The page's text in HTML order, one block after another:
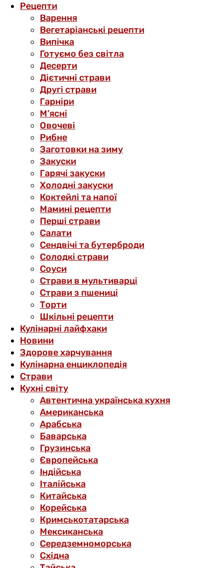
Рецепти
Варення
Вегетаріанські рецепти
Випічка
Готуємо без світла
Десерти
Дієтичні страви
Другі страви
Гарніри
М’ясні
Овочеві
Рибне
Заготовки на зиму
Закуски
Гарячі закуски
Холодні закуски
Коктейлі та напої
Мамині рецепти
Перші страви
Салати
Сендвічі та бутерброди
Солодкі страви
Соуси
Страви в мультиварці
Страви з пшениці
Торти
Шкільні рецепти
Кулінарні лайфхаки
Новини
Здорове харчування
Кулінарна енциклопедія
Страви
Кухні світу
Автентична українська кухня
Американська
Арабська
Баварська
Грузинська
Європейська
Індійська
Італійська
Китайська
Корейська
Кримськотатарська
Мексиканська
Середземноморська
Східна